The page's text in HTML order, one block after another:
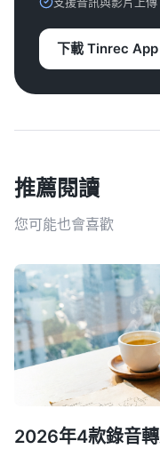
下載 Tinrec App
推薦閱讀
您可能也會喜歡
2026年4款錄音